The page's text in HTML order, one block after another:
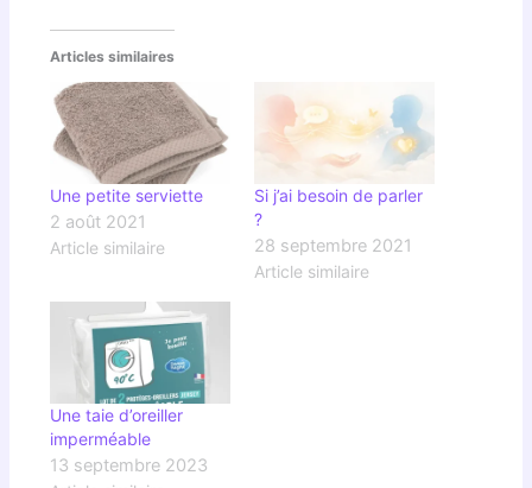
Articles similaires
Une petite serviette
2 août 2021
Article similaire
Si j’ai besoin de parler
?
28 septembre 2021
Article similaire
Une taie d’oreiller
imperméable
13 septembre 2023